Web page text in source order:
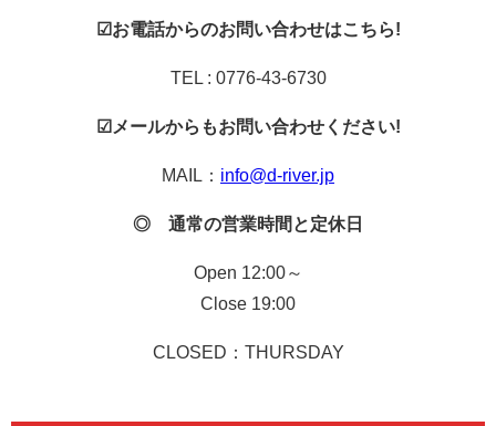
☑お電話からのお問い合わせはこちら!
TEL : 0776-43-6730
☑メールからもお問い合わせください!
MAIL： info@d-river.jp
◎ 通常の営業時間と定休日
Open 12:00～
Close 19:00
CLOSED：THURSDAY